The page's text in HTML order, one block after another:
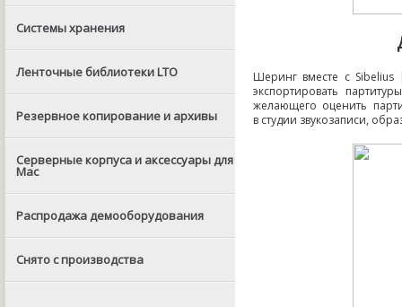
Системы хранения
Ленточные библиотеки LTO
Резервное копирование и архивы
Серверные корпуса и аксессуары для
Mac
Распродажа демооборудования
Снято с производства
Шеринг вместе с Sibelius
экспортировать партитуры
желающего оценить
в студии звукозаписи,